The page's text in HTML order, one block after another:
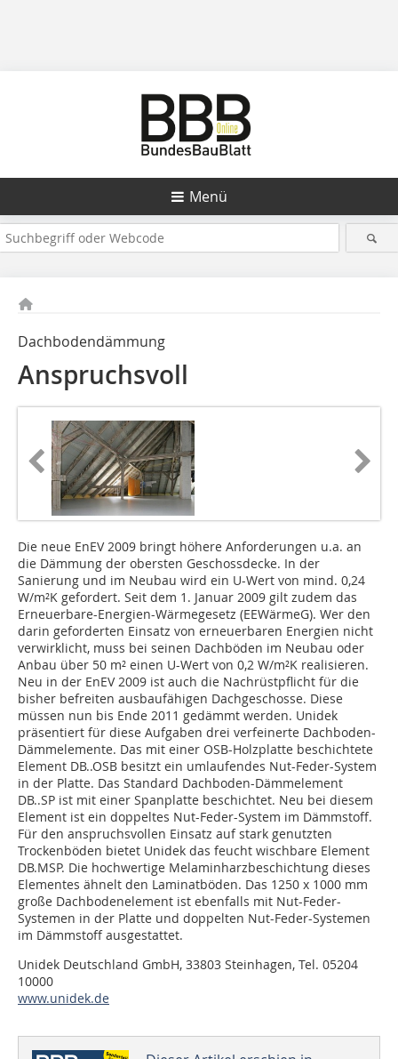
Menü
Dachbodendämmung
Anspruchsvoll
Die neue EnEV 2009 bringt höhere Anforderungen u.a. an
die Dämmung der obersten Geschossdecke. In der
Sanierung und im Neubau wird ein U-Wert von mind. 0,24
W/m²K gefordert. Seit dem 1. Januar 2009 gilt zudem das
Erneuerbare-Energien-Wärmegesetz (EEWärmeG). Wer den
darin geforderten Einsatz von erneuerbaren Energien nicht
verwirklicht, muss bei seinen Dachböden im Neubau oder
Anbau über 50 m² einen U-Wert von 0,2 W/m²K realisieren.
Neu in der EnEV 2009 ist auch die Nachrüstpflicht für die
bisher befreiten ausbaufähigen Dachgeschosse. Diese
müssen nun bis Ende 2011 gedämmt werden. Unidek
präsentiert für diese Aufgaben drei verfeinerte Dachboden-
Dämmelemente. Das mit einer OSB-Holzplatte beschichtete
Element DB..OSB besitzt ein umlaufendes Nut-Feder-System
in der Platte. Das Standard Dachboden-Dämmelement
DB..SP ist mit einer Spanplatte beschichtet. Neu bei diesem
Element ist ein doppeltes Nut-Feder-System im Dämmstoff.
Für den anspruchsvollen Einsatz auf stark genutzten
Trockenböden bietet Unidek das feucht wischbare Element
DB.MSP. Die hochwertige Melaminharzbeschichtung dieses
Elementes ähnelt den Laminatböden. Das 1250 x 1000 mm
große Dachbodenelement ist ebenfalls mit Nut-Feder-
Systemen in der Platte und doppelten Nut-Feder-Systemen
im Dämmstoff ausgestattet.
Unidek Deutschland GmbH, 33803 Steinhagen, Tel. 05204
10000
www.unidek.de